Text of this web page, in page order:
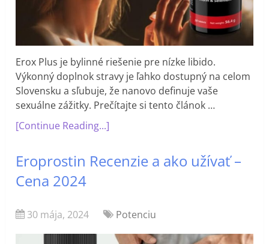
Erox Plus je bylinné riešenie pre nízke libido.
Výkonný doplnok stravy je ľahko dostupný na celom
Slovensku a sľubuje, že nanovo definuje vaše
sexuálne zážitky. Prečítajte si tento článok …
[Continue Reading...]
Eroprostin Recenzie a ako užívať –
Cena 2024
30 mája, 2024 Potenciu